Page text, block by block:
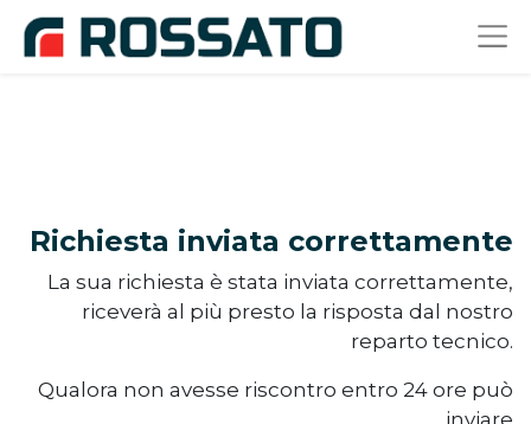
Richiesta inviata correttamente
La sua richiesta è stata inviata correttamente,
riceverà al più presto la risposta dal nostro
reparto tecnico.
Qualora non avesse riscontro entro 24 ore può
inviare